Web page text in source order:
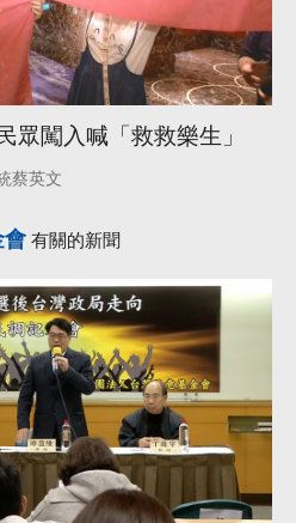
眾闖入喊「救救樂生」
蔡英文
會 有關的新聞